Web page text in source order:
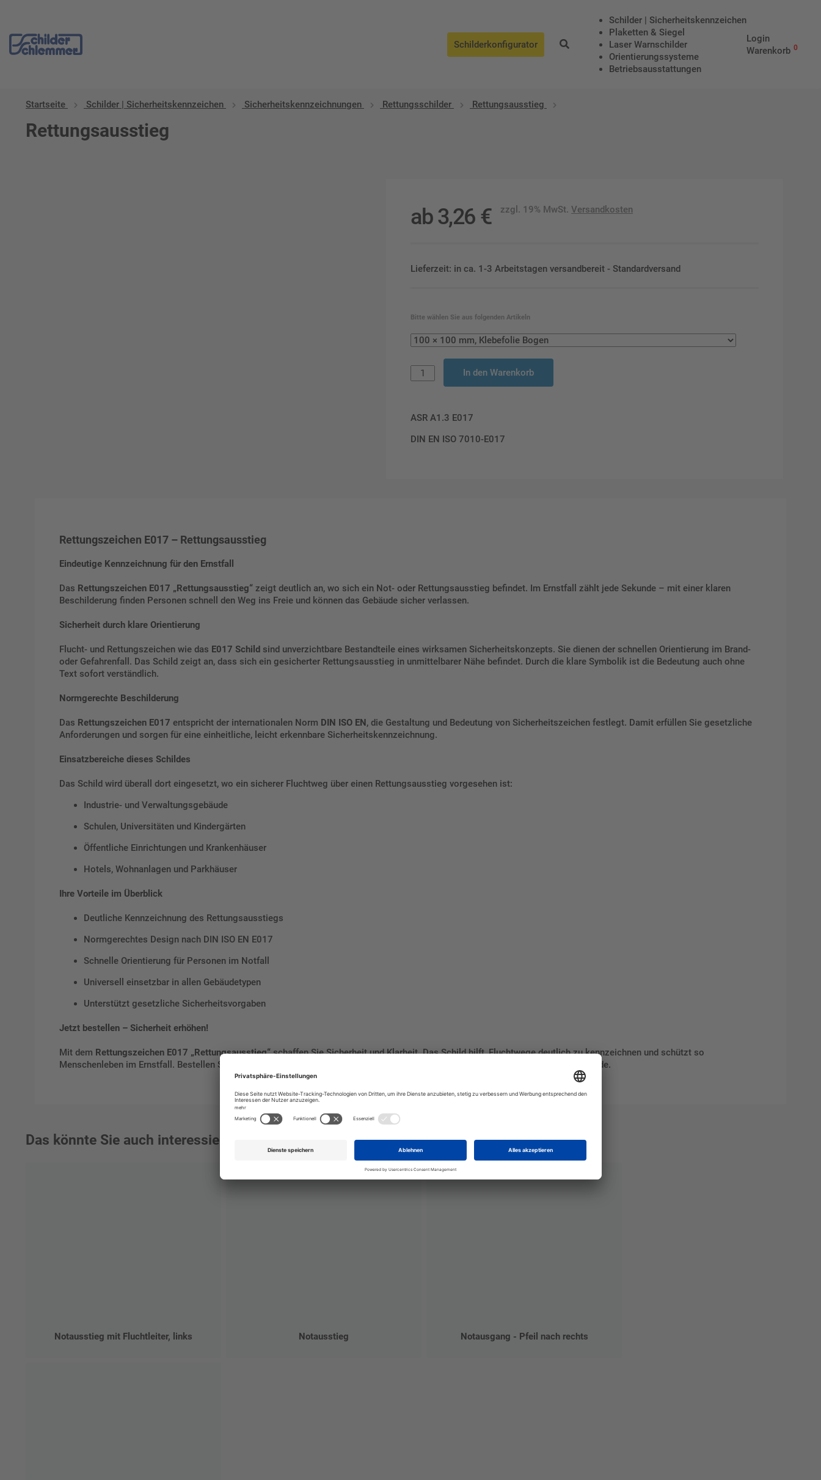
Schilderkonfigurator
Schilder | Sicherheitskennzeichen
Plaketten & Siegel
Laser Warnschilder
Orientierungssysteme
Betriebs­aus­stattungen
Login
Warenkorb 0
Startseite Schilder | Sicherheitskennzeichen Sicherheitskennzeichnungen Rettungsschilder Rettungsausstieg
Rettungsausstieg
ab3,26 € zzgl. 19% MwSt.Versandkosten
Lieferzeit: in ca. 1-3 Arbeitstagen versandbereit - Standardversand
Bitte wählen Sie aus folgenden Artikeln
In den Warenkorb
ASR A1.3 E017
DIN EN ISO 7010-E017
Rettungszeichen E017 – Rettungsausstieg
Eindeutige Kennzeichnung für den Ernstfall
Das Rettungszeichen E017 „Rettungsausstieg“ zeigt deutlich an, wo sich ein Not- oder Rettungsausstieg befindet. Im Ernstfall zählt jede Sekunde – mit einer klaren
Beschilderung finden Personen schnell den Weg ins Freie und können das Gebäude sicher verlassen.
Sicherheit durch klare Orientierung
Flucht- und Rettungszeichen wie das E017 Schild sind unverzichtbare Bestandteile eines wirksamen Sicherheitskonzepts. Sie dienen der schnellen Orientierung im Brand-
oder Gefahrenfall. Das Schild zeigt an, dass sich ein gesicherter Rettungsausstieg in unmittelbarer Nähe befindet. Durch die klare Symbolik ist die Bedeutung auch ohne
Text sofort verständlich.
Normgerechte Beschilderung
Das Rettungszeichen E017 entspricht der internationalen Norm DIN ISO EN, die Gestaltung und Bedeutung von Sicherheitszeichen festlegt. Damit erfüllen Sie gesetzliche
Anforderungen und sorgen für eine einheitliche, leicht erkennbare Sicherheitskennzeichnung.
Einsatzbereiche dieses Schildes
Das Schild wird überall dort eingesetzt, wo ein sicherer Fluchtweg über einen Rettungsausstieg vorgesehen ist:
Industrie- und Verwaltungsgebäude
Schulen, Universitäten und Kindergärten
Öffentliche Einrichtungen und Krankenhäuser
Hotels, Wohnanlagen und Parkhäuser
Ihre Vorteile im Überblick
Deutliche Kennzeichnung des Rettungsausstiegs
Normgerechtes Design nach DIN ISO EN E017
Schnelle Orientierung für Personen im Notfall
Universell einsetzbar in allen Gebäudetypen
Unterstützt gesetzliche Sicherheitsvorgaben
Jetzt bestellen – Sicherheit erhöhen!
Mit dem Rettungszeichen E017 „Rettungsausstieg“schaffen Sie Sicherheit und Klarheit. Das Schild hilft, Fluchtwege deutlich zu kennzeichnen und schützt so
Menschenleben im Ernstfall. Bestellen Sie jetzt und sorgen Sie für eine vorschriftsmäßige Sicherheitskennzeichnung in Ihrem Gebäude.
Das könnte Sie auch interessieren:
Notausstieg mit Fluchtleiter, links Notausstieg Notausgang - Pfeil nach rechts